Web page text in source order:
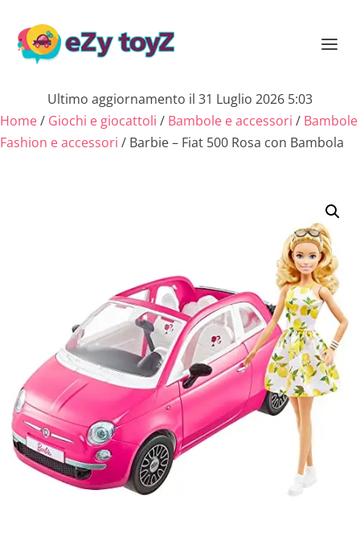
Ultimo aggiornamento il 31 Luglio 2026 5:03
Home/ Giochi e giocattoli / Bambole e accessori / Bambole
Fashion e accessori / Barbie – Fiat 500 Rosa con Bambola